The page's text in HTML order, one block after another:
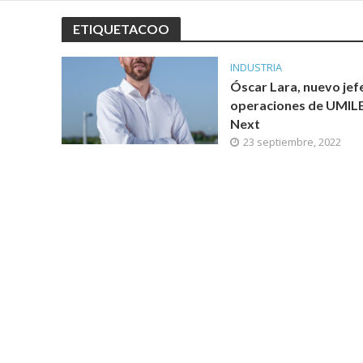
ETIQUETACOO
INDUSTRIA
Óscar Lara, nuevo
operaciones de
Next
23 septiembre, 2022